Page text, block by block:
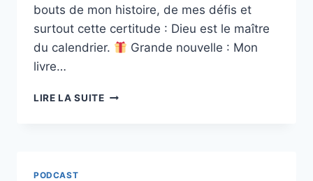
bouts de mon histoire, de mes défis et
surtout cette certitude : Dieu est le maître
du calendrier.
Grande nouvelle : Mon
livre…
LIRE LA SUITEÉPISODE
PODCAST